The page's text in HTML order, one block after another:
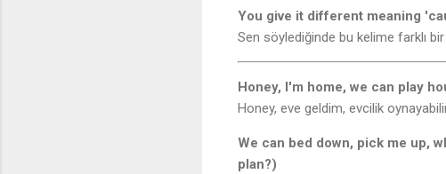
You give it different meaning
Sen söylediğinde bu kelime farklı
Honey, I'm home, we can play
Honey, eve geldim, evcilik
We can bed down, pick me up,
plan?)